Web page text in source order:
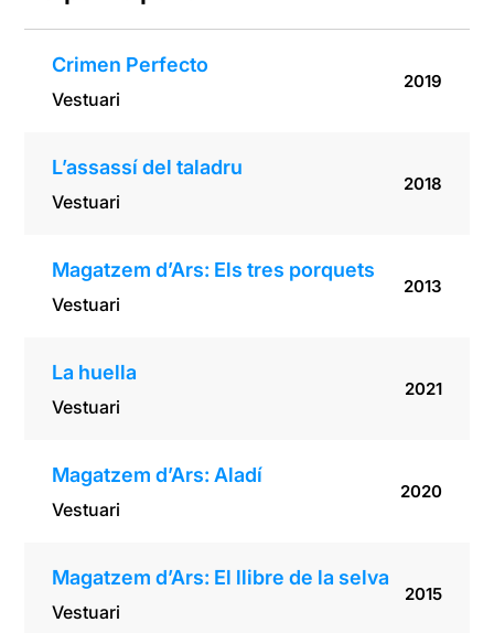
Crimen Perfecto
Vestuari
2019
L’assassí del taladru
Vestuari
2018
Magatzem d’Ars: Els tres porquets
Vestuari
2013
La huella
Vestuari
2021
Magatzem d’Ars: Aladí
Vestuari
2020
Magatzem d’Ars: El llibre de la selva
Vestuari
2015